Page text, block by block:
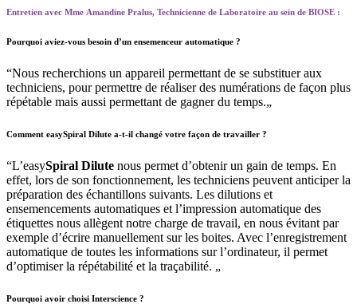
Entretien avec Mme Amandine Pralus, Technicienne de Laboratoire au sein de BIOSE :
Pourquoi aviez-vous besoin d’un ensemenceur automatique ?
“Nous recherchions un appareil permettant de se substituer aux
techniciens, pour permettre de réaliser des numérations de façon plus
répétable mais aussi permettant de gagner du temps.„
Comment easySpiral Dilute a-t-il changé votre façon de travailler ?
“L’easySpiral Dilute nous permet d’obtenir un gain de temps. En
effet, lors de son fonctionnement, les techniciens peuvent anticiper la
préparation des échantillons suivants. Les dilutions et
ensemencements automatiques et l’impression automatique des
étiquettes nous allègent notre charge de travail, en nous évitant par
exemple d’écrire manuellement sur les boites. Avec l’enregistrement
automatique de toutes les informations sur l’ordinateur, il permet
d’optimiser la répétabilité et la traçabilité. „
Pourquoi avoir choisi Interscience ?